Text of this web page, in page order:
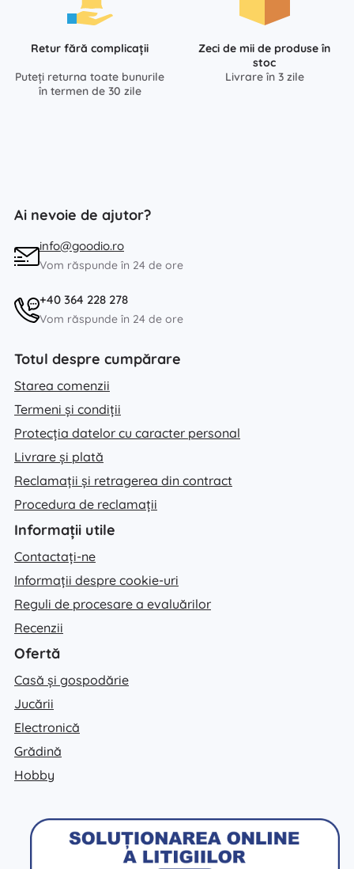
Retur fără complicații
Puteți returna toate bunurile
în termen de 30 zile
Zeci de mii de produse în
stoc
Livrare în 3 zile
Ai nevoie de ajutor?
info@goodio.ro
Vom răspunde în 24 de ore
+40 364 228 278
Vom răspunde în 24 de ore
Totul despre cumpărare
Starea comenzii
Termeni și condiții
Protecția datelor cu caracter personal
Livrare și plată
Reclamații și retragerea din contract
Procedura de reclamații
Informații utile
Contactați-ne
Informații despre cookie-uri
Reguli de procesare a evaluărilor
Recenzii
Ofertă
Casă și gospodărie
Jucării
Electronică
Grădină
Hobby